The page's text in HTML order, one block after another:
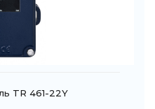
TR 461-22Y